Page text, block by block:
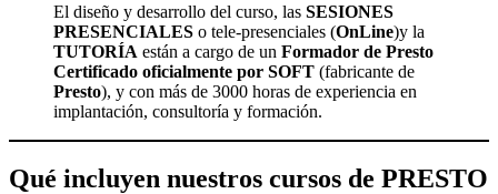
El diseño y desarrollo del curso, las SESIONES
PRESENCIALES o tele-presenciales (OnLine)y la
TUTORÍA están a cargo de un Formador de Presto
Certificado oficialmente por SOFT (fabricante de
Presto), y con más de 3000 horas de experiencia en
implantación, consultoría y formación.
Qué incluyen nuestros cursos de PRESTO